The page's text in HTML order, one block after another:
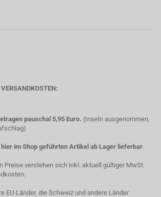
pauschal 5,95 Euro. (Inseln ausgenommen,
hier im Shop geführten Artikel ab Lager lieferbar.
Preise verstehen sich inkl. aktuell gültiger MwSt.
EU-Länder, die Schweiz und andere Länder